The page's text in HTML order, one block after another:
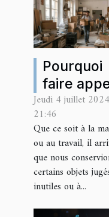
Pourquoi
faire
une
entreprise
de
à Paris ?
Jeudi 4 juillet 2024
21:46
Que ce soit à la
ou au travail, il
que nous
certains objets
inutiles ou à...